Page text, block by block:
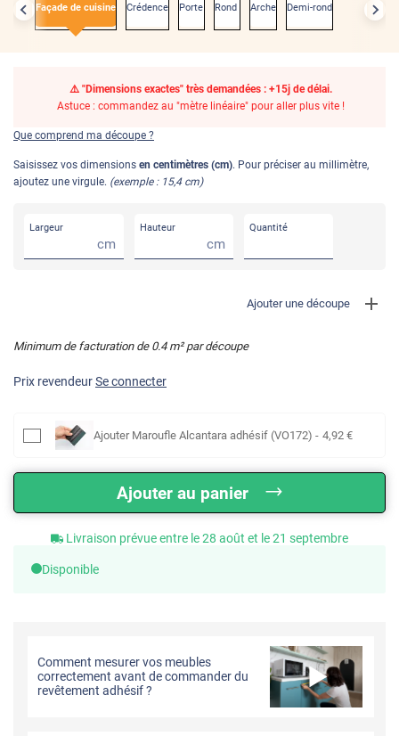
Façade de cuisine Crédence Porte Rond Arche Demi-rond
⚠️ "Dimensions exactes" très demandées : +15j de délai.
Astuce : commandez au "mètre linéaire" pour aller plus vite !
Que comprend ma découpe ?
Saisissez vos dimensions en centimètres (cm). Pour préciser au millimètre,
ajoutez une virgule. (exemple : 15,4 cm)
Largeur
cm
Hauteur
cm
Quantité
Ajouter une découpe
Minimum de facturation de 0.4m² par découpe
Prix revendeurSe connecter
Ajouter Maroufle Alcantara adhésif (VO172) - 4,92 €
Ajouter au panier
Livraison prévue entre le 28 août et le 21 septembre
Disponible
Comment mesurer vos meubles
correctement avant de commander du
revêtement adhésif ?